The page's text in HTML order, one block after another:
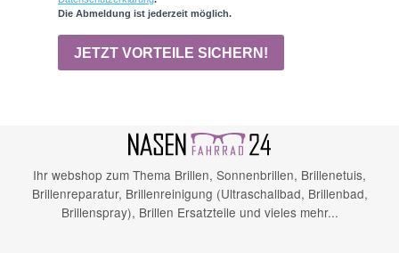
Ihr webshop zum Thema Brillen, Sonnenbrillen, Brillenetuis,
Brillenreparatur, Brillenreinigung (Ultraschallbad, Brillenbad,
Brillenspray), Brillen Ersatzteile und vieles mehr...